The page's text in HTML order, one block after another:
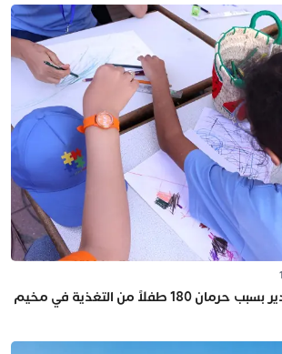
وقفة احتجاجية بأكادير بسبب حرمان 180 طفلاً من التغذية في مخيم